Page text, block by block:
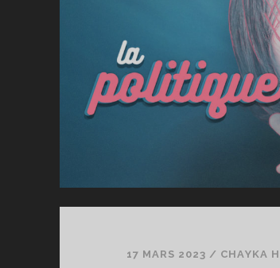
17 MARS 2023 / CHAYKA